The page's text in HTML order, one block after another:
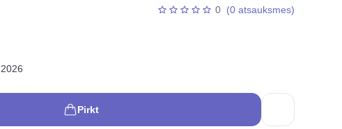
0 (0 atsauksmes)
Pirkt